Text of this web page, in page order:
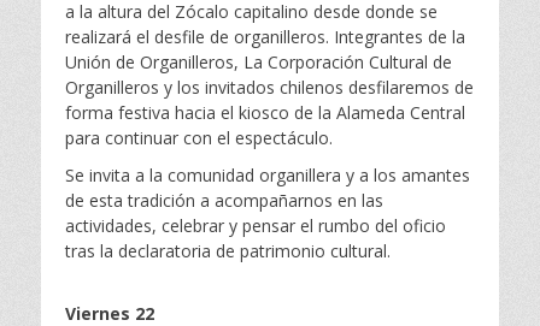
a la altura del Zócalo capitalino desde donde se
realizará el desfile de organilleros. Integrantes de la
Unión de Organilleros, La Corporación Cultural de
Organilleros y los invitados chilenos desfilaremos de
forma festiva hacia el kiosco de la Alameda Central
para continuar con el espectáculo.
Se invita a la comunidad organillera y a los amantes
de esta tradición a acompañarnos en las
actividades, celebrar y pensar el rumbo del oficio
tras la declaratoria de patrimonio cultural.
Viernes 22